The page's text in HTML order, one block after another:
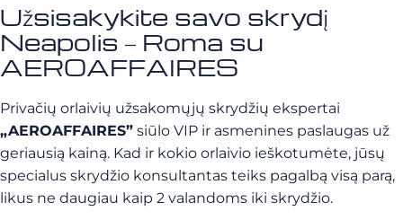
Užsisakykite savo skrydį
Neapolis – Roma su
AEROAFFAIRES
Privačių orlaivių užsakomųjų skrydžių ekspertai
„AEROAFFAIRES” siūlo VIP ir asmenines paslaugas už
geriausią kainą. Kad ir kokio orlaivio ieškotumėte, jūsų
specialus skrydžio konsultantas teiks pagalbą visą parą,
likus ne daugiau kaip 2 valandoms iki skrydžio.